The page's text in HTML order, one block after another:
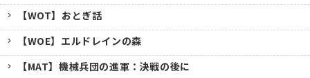
【WOT】おとぎ話
【WOE】エルドレインの森
【MAT】機械兵団の進軍：決戦の後に